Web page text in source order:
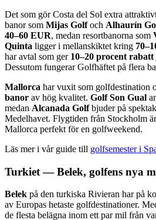
Det som gör Costa del Sol extra
banor som Mijas Golfoch Alhaurín
40–60 EUR, medan resortbanorna som
Quinta ligger i mellanskiktet kring
har avtal som ger 10–20 procent rabatt
Dessutom fungerar Golfhäftet på flera
Mallorca har vuxit som golfdestination
banor av hög kvalitet. Golf Son Gual
medan Alcanada Golfbjuder på
Medelhavet. Flygtiden från Stockholm
Mallorca perfekt för en golfweekend.
Läs mer i vår guide till golfsemester i
Turkiet — Belek, golfens nya
Belek på den turkiska Rivieran har på
av Europas hetaste golfdestinationer.
de flesta belägna inom ett par mil från